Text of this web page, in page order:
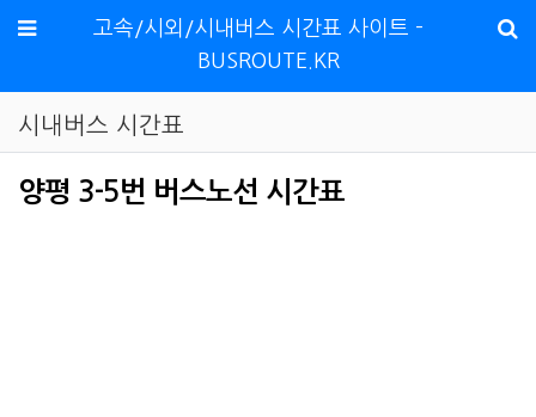
메뉴
고속/시외/시내버스 시간표 사이트 -
BUSROUTE.KR
시내버스 시간표
양평 3-5번 버스노선 시간표